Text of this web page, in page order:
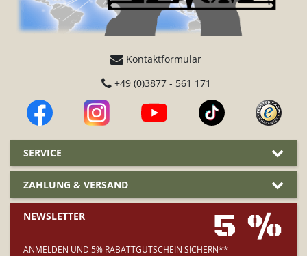
Kontaktformular
+49 (0)3877 - 561 171
SERVICE
ZAHLUNG & VERSAND
NEWSLETTER 5 %
ANMELDEN UND 5% RABATTGUTSCHEIN SICHERN**